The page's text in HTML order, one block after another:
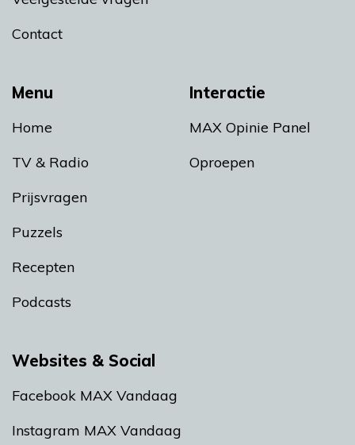
Menu
Home
TV & Radio
Prijsvragen
Puzzels
Recepten
Podcasts
Interactie
MAX Opinie Panel
Oproepen
Contact
Websites & Social
Facebook MAX Vandaag
Instagram MAX Vandaag